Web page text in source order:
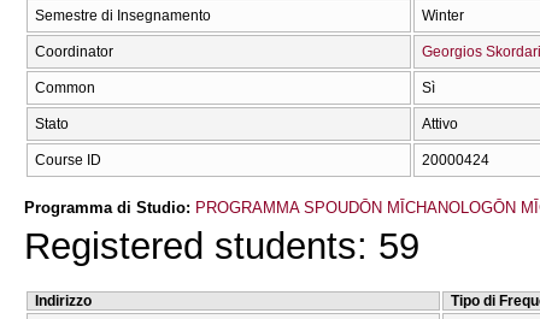
Semestre di Insegnamento Winter
Coordinator Georgios
Common Sì
Stato Attivo
Course ID 20000424
Programma di Studio: PROGRAMMA SPOUDŌN MĪCΗANOLOGŌN
Registered students: 59
Indirizzo
Tipo di